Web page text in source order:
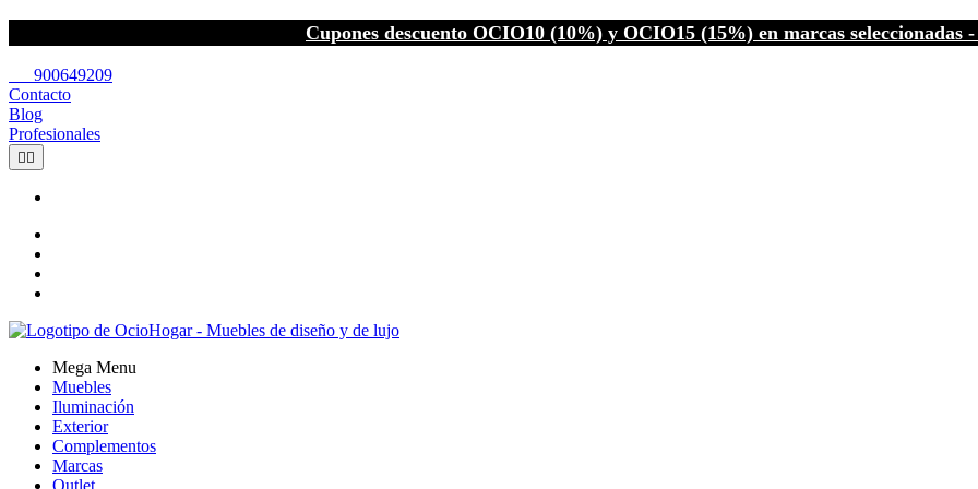
Cupones descuento OCIO10 (10%) y OCIO15 (15%) en marcas seleccionadas
900649209
Contacto
Blog
Profesionales
 
Mega Menu
Muebles
Iluminación
Exterior
Complementos
Marcas
Outlet